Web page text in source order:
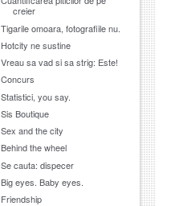
creier
Tigarile omoara, fotografiile nu.
Hotcity ne sustine
Vreau sa vad si sa strig: Este!
Concurs
Statistici, you say.
Sis Boutique
Sex and the city
Behind the wheel
Se cauta: dispecer
Big eyes. Baby eyes.
Friendship